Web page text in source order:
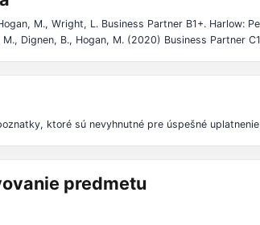
M., Wright, L. Business Partner B1+. Harlow:
Dignen, B., Hogan, M. (2020) Business Partner
ktoré sú nevyhnutné pre úspešné
predmetu